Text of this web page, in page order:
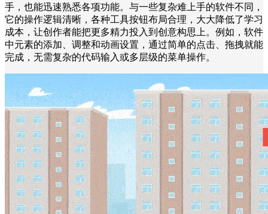
手，也能迅速熟悉各项功能。与一些复杂难上手的软件不同，
它的操作逻辑清晰，各种工具按钮布局合理，大大降低了学习
成本，让创作者能把更多精力投入到创意构思上。例如，软件
中元素的添加、调整和动画设置，通过简单的点击、拖拽就能
完成，无需复杂的代码输入或多层级的菜单操作。